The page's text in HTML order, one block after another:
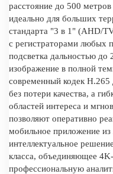
расстояние до 500 метров
идеально для больших
стандарта "3 в 1" (AHD/
с регистраторами любых
подсветка дальностью до
изображение в полной
современный кодек H.265
без потери качества, а
областей интереса и
позволяют оперативно
мобильное приложение
интеллектуальное
класса, объединяющее
профессиональную